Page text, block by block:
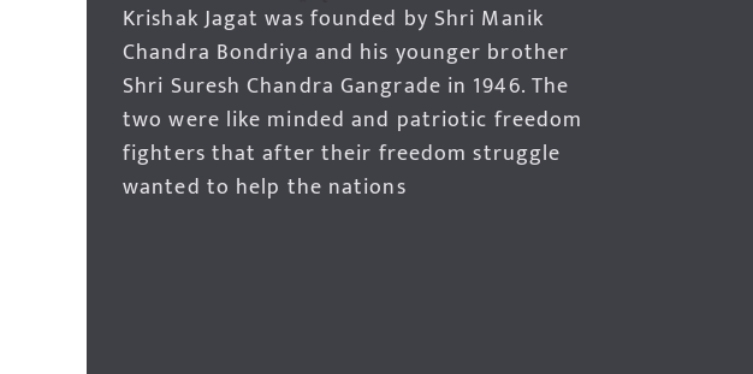
Krishak Jagat was founded by Shri Manik
Chandra Bondriya and his younger brother
Shri Suresh Chandra Gangrade in 1946. The
two were like minded and patriotic freedom
fighters that after their freedom struggle
wanted to help the nations